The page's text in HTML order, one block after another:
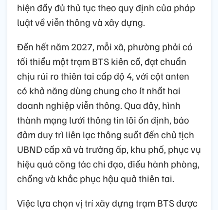
hiện đầy đủ thủ tục theo quy định của pháp
luật về viễn thông và xây dựng.
Đến hết năm 2027, mỗi xã, phường phải có
tối thiểu một trạm BTS kiên cố, đạt chuẩn
chịu rủi ro thiên tai cấp độ 4, với cột anten
có khả năng dùng chung cho ít nhất hai
doanh nghiệp viễn thông. Qua đây, hình
thành mạng lưới thông tin lõi ổn định, bảo
đảm duy trì liên lạc thông suốt đến chủ tịch
UBND cấp xã và trưởng ấp, khu phố, phục vụ
hiệu quả công tác chỉ đạo, điều hành phòng,
chống và khắc phục hậu quả thiên tai.
Việc lựa chọn vị trí xây dựng trạm BTS được